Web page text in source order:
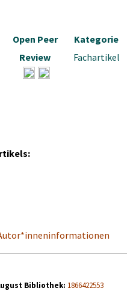
Open Peer
Review
Kategorie
Fachartikel
Bibliothek: 1866422553